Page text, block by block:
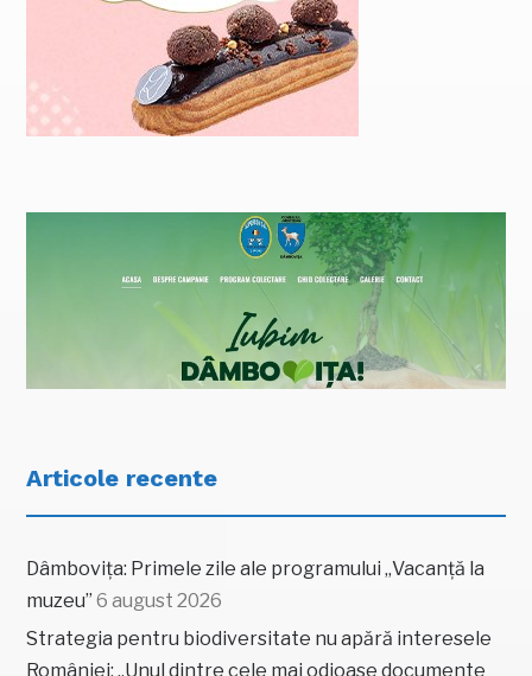
Articole recente
Dâmbovița: Primele zile ale programului „Vacanță la
muzeu” 6 august 2026
Strategia pentru biodiversitate nu apără interesele
României: „Unul dintre cele mai odioase documente